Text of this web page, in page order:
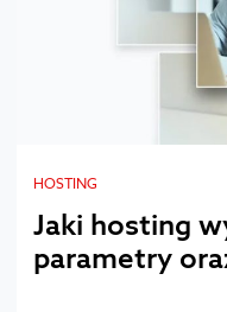
HOSTING
Jaki hosting
parametry